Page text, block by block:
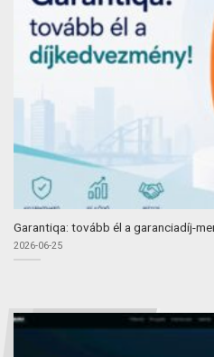
Garantiqa: tovább él a garanciadíj-
2026-06-25